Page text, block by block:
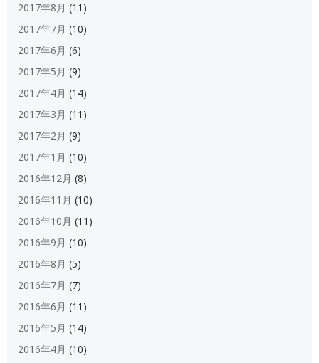
2017年8月 (11)
2017年7月 (10)
2017年6月 (6)
2017年5月 (9)
2017年4月 (14)
2017年3月 (11)
2017年2月 (9)
2017年1月 (10)
2016年12月 (8)
2016年11月 (10)
2016年10月 (11)
2016年9月 (10)
2016年8月 (5)
2016年7月 (7)
2016年6月 (11)
2016年5月 (14)
2016年4月 (10)